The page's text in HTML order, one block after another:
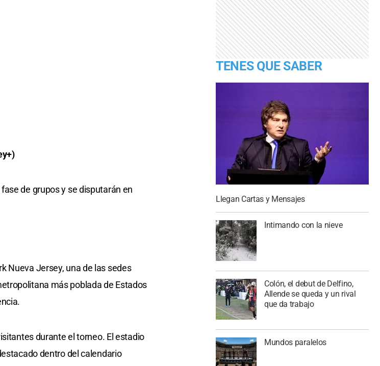
de grupos y se disputarán en
Nueva Jersey, una de las sedes
más poblada de Estados
durante el torneo. El estadio
dentro del calendario
TENES QUE SABER
Llegan Cartas y Mensajes
Intimando con la nieve
Colón, el debut de Delfino,
Allende se queda y un rival
que da trabajo
Mundos paralelos